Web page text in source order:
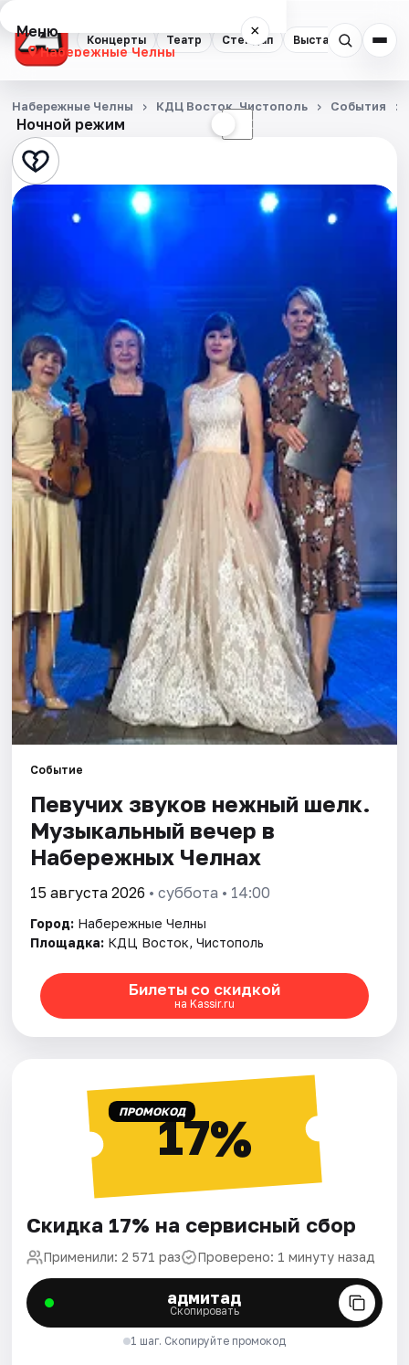
Концерты Театр Стендап Выставки
Меню ×
Набережные Челны
Концерты
Театр
Стендап
Выставки
События
Города
Площадки
Артисты
Рейтинги
Ночной режим ☾
Набережные Челны КДЦ Восток, Чистополь События
Событие
Певучих звуков нежный шелк.
Музыкальный вечер в
Набережных Челнах
15 августа 2026 • суббота • 14:00
Город: Набережные Челны
Площадка: КДЦ Восток, Чистополь
Билеты со скидкой
на Kassir.ru
ПРОМОКОД17%
Скидка 17% на сервисный сбор
Применили: 2 571 раз Проверено: 1 минуту назад
адмитад
Скопировать
1 шаг. Скопируйте промокод